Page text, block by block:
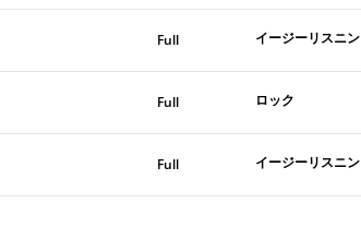
Full イージーリスニ
Full ロック
Full イージーリスニ